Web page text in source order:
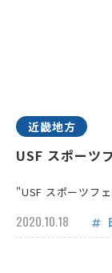
近畿地方
USF スポーツ
"USF スポーツフ
2020.10.18